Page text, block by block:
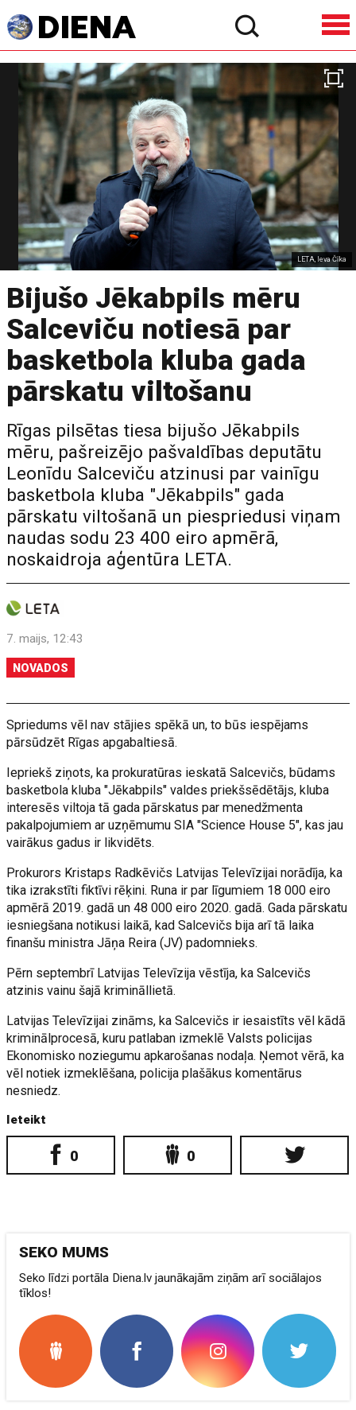
LETA, Ieva Čīka
Bijušo Jēkabpils mēru
Salceviču notiesā par
basketbola kluba gada
pārskatu viltošanu
Rīgas pilsētas tiesa bijušo Jēkabpils
mēru, pašreizējo pašvaldības deputātu
Leonīdu Salceviču atzinusi par vainīgu
basketbola kluba "Jēkabpils" gada
pārskatu viltošanā un piespriedusi viņam
naudas sodu 23 400 eiro apmērā,
noskaidroja aģentūra LETA.
7. maijs, 12:43
NOVADOS
Spriedums vēl nav stājies spēkā un, to būs iespējams
pārsūdzēt Rīgas apgabaltiesā.
Iepriekš ziņots, ka prokuratūras ieskatā Salcevičs, būdams
basketbola kluba "Jēkabpils" valdes priekšsēdētājs, kluba
interesēs viltoja tā gada pārskatus par menedžmenta
pakalpojumiem ar uzņēmumu SIA "Science House 5", kas jau
vairākus gadus ir likvidēts.
Prokurors Kristaps Radkēvičs Latvijas Televīzijai norādīja, ka
tika izrakstīti fiktīvi rēķini. Runa ir par līgumiem 18 000 eiro
apmērā 2019. gadā un 48 000 eiro 2020. gadā. Gada pārskatu
iesniegšana notikusi laikā, kad Salcevičs bija arī tā laika
finanšu ministra Jāņa Reira (JV) padomnieks.
Pērn septembrī Latvijas Televīzija vēstīja, ka Salcevičs
atzinis vainu šajā krimināllietā.
Latvijas Televīzijai zināms, ka Salcevičs ir iesaistīts vēl kādā
kriminālprocesā, kuru patlaban izmeklē Valsts policijas
Ekonomisko noziegumu apkarošanas nodaļa. Ņemot vērā, ka
vēl notiek izmeklēšana, policija plašākus komentārus
nesniedz.
Ieteikt
0 0
SEKO MUMS
Seko līdzi portāla Diena.lv jaunākajām ziņām arī sociālajos
tīklos!